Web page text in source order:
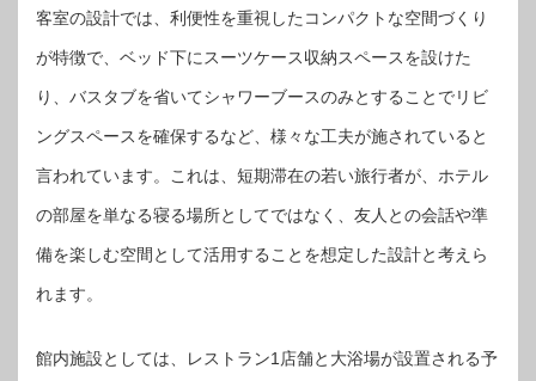
客室の設計では、利便性を重視したコンパクトな空間づくり
が特徴で、ベッド下にスーツケース収納スペースを設けた
り、バスタブを省いてシャワーブースのみとすることでリビ
ングスペースを確保するなど、様々な工夫が施されていると
言われています。これは、短期滞在の若い旅行者が、ホテル
の部屋を単なる寝る場所としてではなく、友人との会話や準
備を楽しむ空間として活用することを想定した設計と考えら
れます。
館内施設としては、レストラン1店舗と大浴場が設置される予